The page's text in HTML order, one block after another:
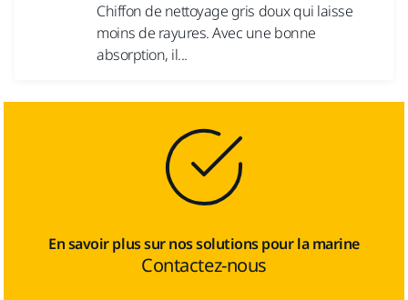
Chiffon de nettoyage gris doux qui laisse
moins de rayures. Avec une bonne
absorption, il...
En savoir plus sur nos solutions pour la marine
Contactez-nous